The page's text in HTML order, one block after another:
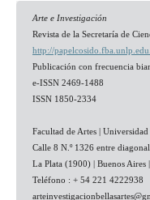
Arte e Investigación
Revista de la Secretaría de
http://
Publicación con frecuencia
e-ISSN 2469-1488
ISSN 1850-2334
Facultad de Artes |
Calle 8 N.º 1326 entre
La Plata (1900) | Buenos Aires
Teléfono : + 54 221 4222938
arteinvestigacionbellasartes@